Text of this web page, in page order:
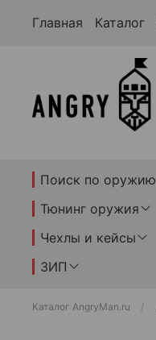
Главная Каталог
Поиск по оружию
Тюнинг оружия
Чехлы и кейсы
ЗИП
Каталог AngryMan.ru